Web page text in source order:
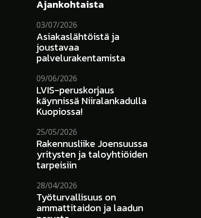
Ajankohtaista
03/07/2026
Asiakaslähtöistä ja
joustavaa
palvelurakentamista
09/06/2026
LVIS-peruskorjaus
käynnissä Niiralankadulla
Kuopiossa!
25/05/2026
Rakennusliike Joensuussa
yritysten ja taloyhtiöiden
tarpeisiin
28/04/2026
Työturvallisuus on
ammattitaidon ja laadun